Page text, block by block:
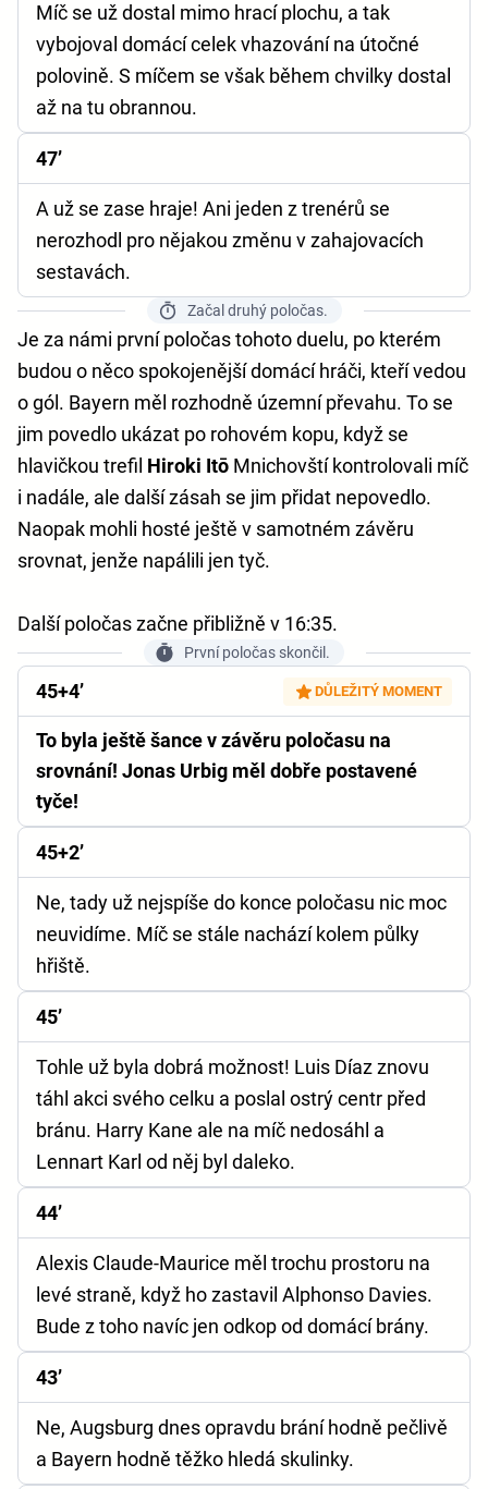
Míč se už dostal mimo hrací plochu, a tak
vybojoval domácí celek vhazování na útočné
polovině. S míčem se však během chvilky dostal
až na tu obrannou.
47’
A už se zase hraje! Ani jeden z trenérů se
nerozhodl pro nějakou změnu v zahajovacích
sestavách.
Začal druhý poločas.
Je za námi první poločas tohoto duelu, po kterém
budou o něco spokojenější domácí hráči, kteří vedou
o gól. Bayern měl rozhodně územní převahu. To se
jim povedlo ukázat po rohovém kopu, když se
hlavičkou trefil Hiroki Itō Mnichovští kontrolovali míč
i nadále, ale další zásah se jim přidat nepovedlo.
Naopak mohli hosté ještě v samotném závěru
srovnat, jenže napálili jen tyč.
Další poločas začne přibližně v 16:35.
První poločas skončil.
45+4’ DŮLEŽITÝ MOMENT
To byla ještě šance v závěru poločasu na
srovnání! Jonas Urbig měl dobře postavené
tyče!
45+2’
Ne, tady už nejspíše do konce poločasu nic moc
neuvidíme. Míč se stále nachází kolem půlky
hřiště.
45’
Tohle už byla dobrá možnost! Luis Díaz znovu
táhl akci svého celku a poslal ostrý centr před
bránu. Harry Kane ale na míč nedosáhl a
Lennart Karl od něj byl daleko.
44’
Alexis Claude-Maurice měl trochu prostoru na
levé straně, když ho zastavil Alphonso Davies.
Bude z toho navíc jen odkop od domácí brány.
43’
Ne, Augsburg dnes opravdu brání hodně pečlivě
a Bayern hodně těžko hledá skulinky.